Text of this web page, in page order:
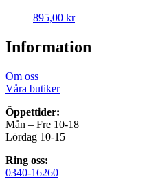
895,00 kr
Information
Om oss
Våra butiker
Öppettider:
Mån – Fre 10-18
Lördag 10-15
Ring oss:
0340-16260